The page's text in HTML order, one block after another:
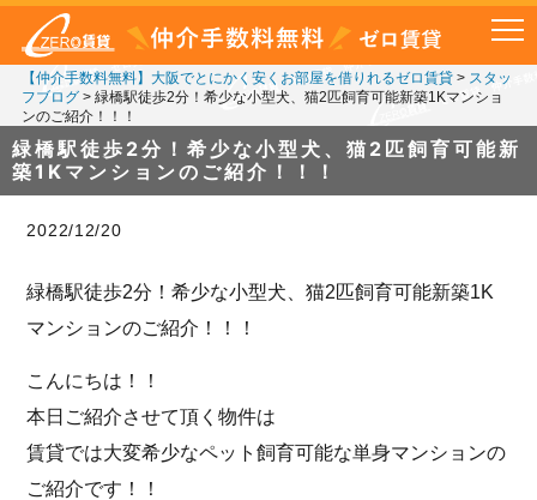
【仲介手数料無料】大阪でとにかく安くお部屋を借りれるゼロ賃貸> スタッ
フブログ> 緑橋駅徒歩2分！希少な小型犬、猫2匹飼育可能新築1Kマンショ
ンのご紹介！！！
緑橋駅徒歩2分！希少な小型犬、猫2匹飼育可能新
築1Kマンションのご紹介！！！
2022/12/20
緑橋駅徒歩2分！希少な小型犬、猫2匹飼育可能新築1K
マンションのご紹介！！！
こんにちは！！
本日ご紹介させて頂く物件は
賃貸では大変希少なペット飼育可能な単身マンションの
ご紹介です！！